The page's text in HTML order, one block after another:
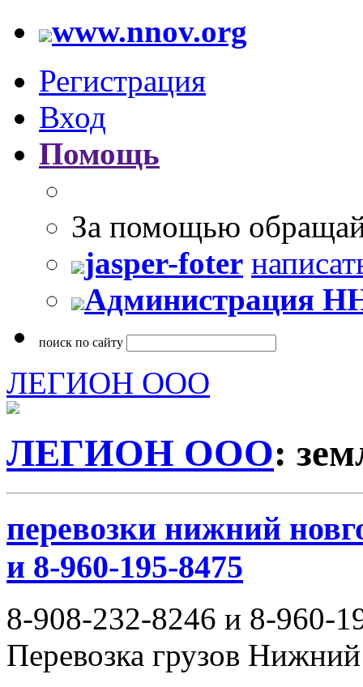
www.nnov.org
Регистрация
Вход
Помощь
За помощью
jasper-foter
Администрация
поиск по сайту
ЛЕГИОН ООО
ЛЕГИОН ООО:
перевозки нижний
и 8-960-195-8475
8-908-232-8246 и 8-960-
Перевозка грузов